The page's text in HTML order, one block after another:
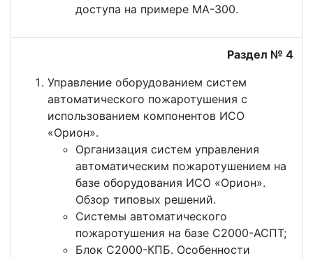
доступа на примере МА-300.
Раздел № 4
Управление оборудованием систем
автоматического пожаротушения с
использованием компонентов ИСО
«Орион».
Организация систем управления
автоматическим пожаротушением на
базе оборудования ИСО «Орион».
Обзор типовых решений.
Системы автоматического
пожаротушения на базе С2000-АСПТ;
Блок С2000-КПБ. Особенности